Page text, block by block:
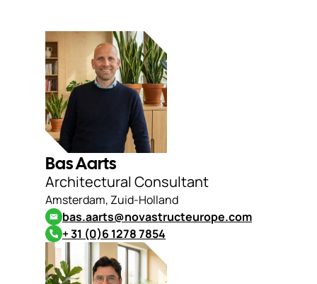
Bas Aarts
Architectural Consultant
Amsterdam, Zuid-Holland
bas.aarts@novastructeurope.com
+ 31 (0)6 1278 7854